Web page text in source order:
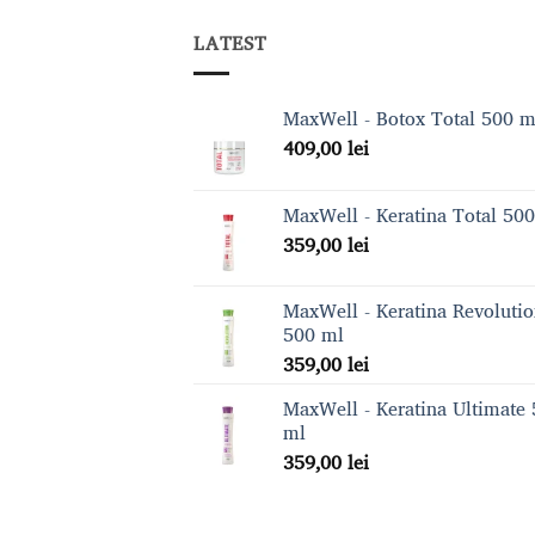
LATEST
MaxWell - Botox Total 500
409,00lei
MaxWell - Keratina Total
359,00lei
MaxWell - Keratina
500 ml
359,00lei
MaxWell - Keratina Ultimate
ml
359,00lei